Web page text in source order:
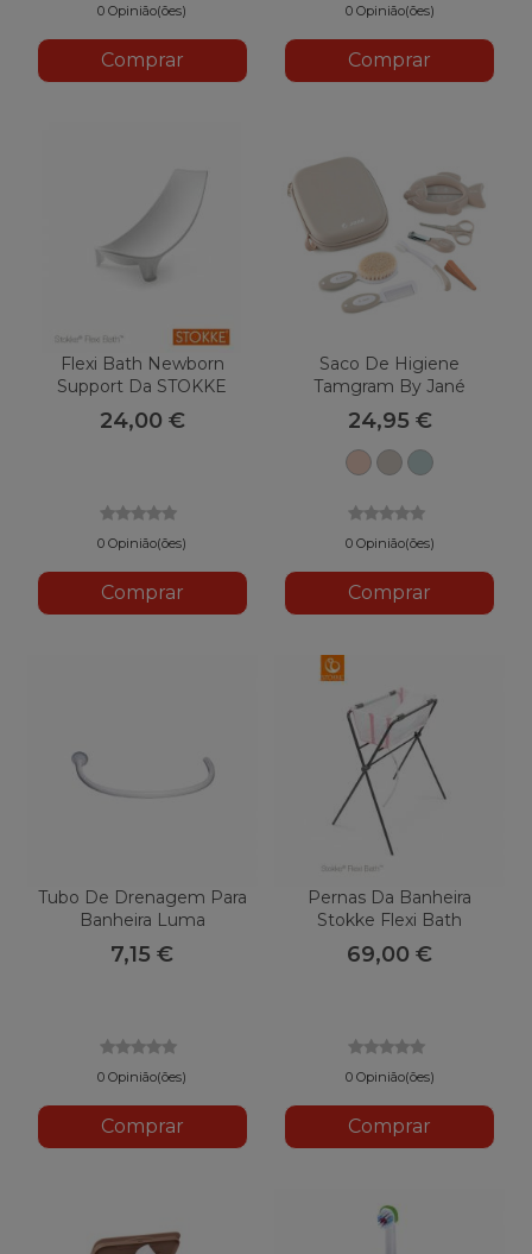
0 Opinião(ões)
Comprar
0 Opinião(ões)
Comprar
Flexi Bath Newborn
Support Da STOKKE
24,00 €
0 Opinião(ões)
Comprar
Saco De Higiene
Tamgram By Jané
24,95 €
U09AreiaCasa
Moeda
U13
0 Opinião(ões)
Comprar
Tubo De Drenagem Para
Banheira Luma
7,15 €
0 Opinião(ões)
Comprar
Pernas Da Banheira
Stokke Flexi Bath
69,00 €
0 Opinião(ões)
Comprar